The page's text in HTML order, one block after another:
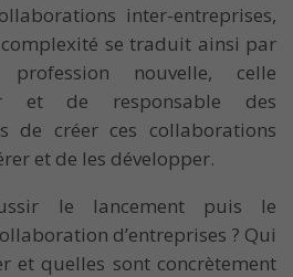
inter-entreprises,
se traduit ainsi par
profession nouvelle, celle
et de responsable des
de créer ces collaborations
et de les développer.
le lancement puis le
d’entreprises ? Qui
et quelles sont concrètement